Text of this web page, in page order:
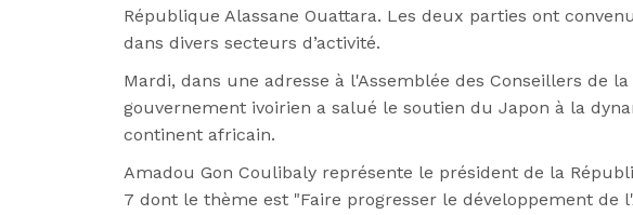
République Alassane Ouattara. Les deux parties ont
dans divers secteurs d’activité.
Mardi, dans une adresse à l'Assemblée des Conseillers de
gouvernement ivoirien a salué le soutien du Japon à la
continent africain.
Amadou Gon Coulibaly représente le président de la
7 dont le thème est "Faire progresser le développement de